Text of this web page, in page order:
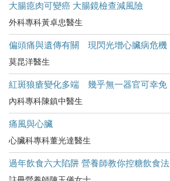
大腸瘜肉可變癌 大腸鏡檢查減風險
外科專科黃卓忠醫生
偏頭痛與遺傳有關 現閃光增心臟病危機
莫昆洋醫生
紅斑狼瘡變化多端 幾乎無一器官可幸免
內科專科陳鎮中醫生
痛風與心臟
心臟科專科董光達醫生
過年飲食六大陷阱 營養師教你控糖飲食法